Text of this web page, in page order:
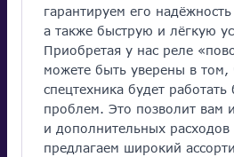
гарантируем его
а также быструю и лёгкую
Приобретая у нас реле
можете быть уверены в том,
спецтехника будет работать
проблем. Это позволит вам
и дополнительных
предлагаем широкий